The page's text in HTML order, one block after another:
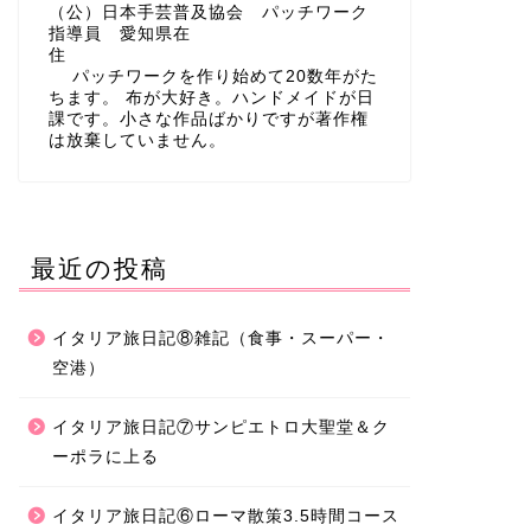
（公）日本手芸普及協会 パッチワーク
指導員 愛知県在
住
パッチワークを作り始めて20数年がた
ちます。 布が大好き。ハンドメイドが日
課です。小さな作品ばかりですが著作権
は放棄していません。
最近の投稿
イタリア旅日記⑧雑記（食事・スーパー・
空港）
イタリア旅日記⑦サンピエトロ大聖堂＆ク
ーポラに上る
イタリア旅日記⑥ローマ散策3.5時間コース